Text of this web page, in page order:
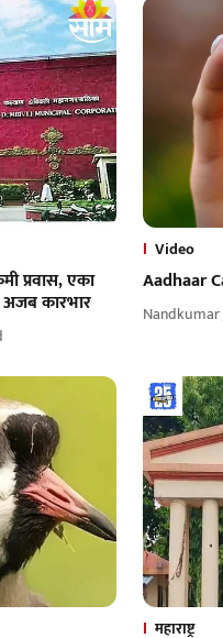
प्रवास, एका
अजब कारभार
Video
Aadhaar
Nandkumar
महाराष्ट्र